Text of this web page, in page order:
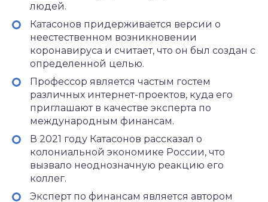
людей.
Катасонов придерживается версии о
неестественном возникновении
коронавируса и считает, что он был создан с
определенной целью.
Профессор является частым гостем
различных интернет-проектов, куда его
приглашают в качестве эксперта по
международным финансам.
В 2021 году Катасонов рассказал о
колониальной экономике России, что
вызвало неоднозначную реакцию его
коллег.
Эксперт по финансам является автором